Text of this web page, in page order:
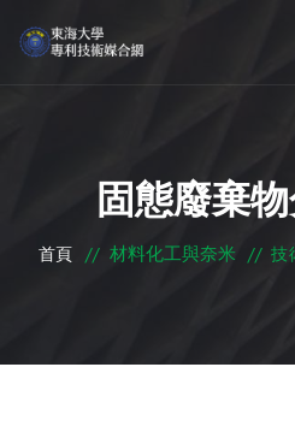
固態廢棄
首頁 // 材料化工與奈米 // 技